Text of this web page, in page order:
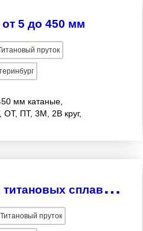
5 до 450 мм
пруток
мм катаные,
ОТ, ПТ, 3М, 2В круг,
П
рутки из титана и титановых сплавов марок: ВТ1-00, ВТ1-0, ОТ4-0, ОТ4-1, ОТ4, ВТ5, ВТ5-1, ВТ6, ВТЗ-1, ВТ9, ВТ 14, ВТ20, ВТ22 ГОСТ 26492-85 диаметром от 10 до 150мм.
пруток